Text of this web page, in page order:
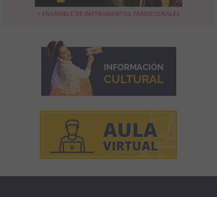
+ ENSAMBLE DE INSTRUMENTOS TRADICIONALES